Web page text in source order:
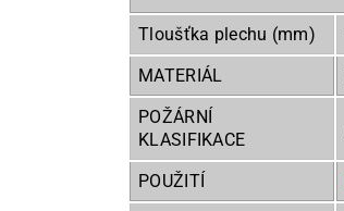
Tloušťka plechu (mm)
MATERIÁL
POŽÁRNÍ
KLASIFIKACE
POUŽITÍ